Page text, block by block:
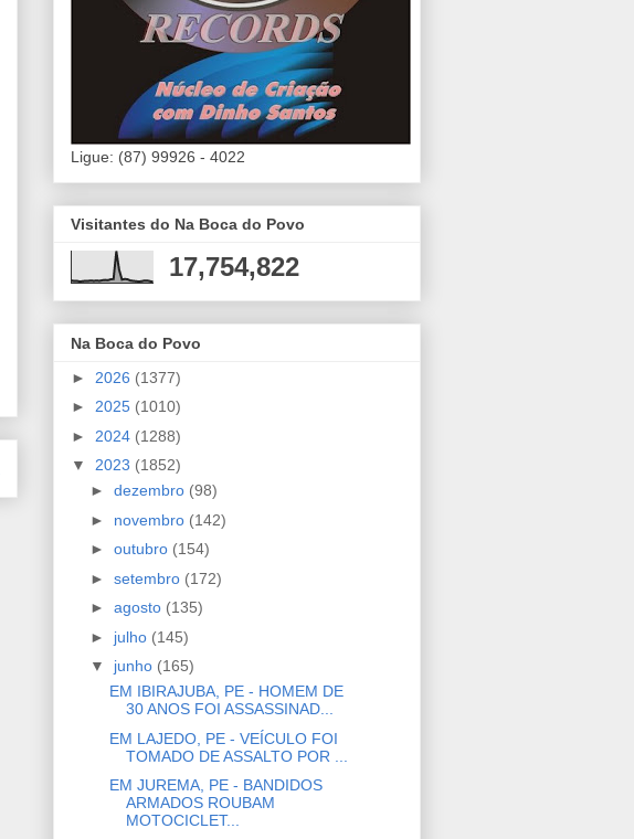
Ligue: (87) 99926 - 4022
Visitantes do Na Boca do Povo
17,754,822
Na Boca do Povo
► 2026 (1377)
► 2025 (1010)
► 2024 (1288)
▼ 2023 (1852)
► dezembro (98)
► novembro (142)
► outubro (154)
► setembro (172)
► agosto (135)
► julho (145)
▼ junho (165)
EM IBIRAJUBA, PE - HOMEM DE
30 ANOS FOI ASSASSINAD...
EM LAJEDO, PE - VEÍCULO FOI
TOMADO DE ASSALTO POR ...
EM JUREMA, PE - BANDIDOS
ARMADOS ROUBAM
MOTOCICLET...